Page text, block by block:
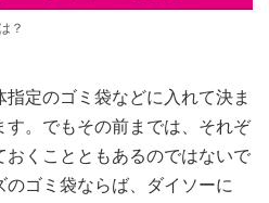
？
定のゴミ袋などに入れて決ま
す。でもその前までは、それぞ
くことともあるのではないで
のゴミ袋ならば、ダイソーに